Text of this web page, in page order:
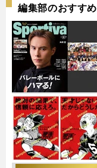
編集部のおすすめ